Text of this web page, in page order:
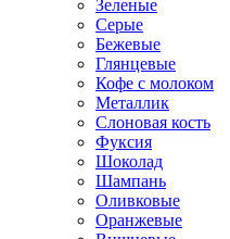
Зеленые
Серые
Бежевые
Глянцевые
Кофе с молоком
Металлик
Слоновая кость
Фуксия
Шоколад
Шампань
Оливковые
Оранжевые